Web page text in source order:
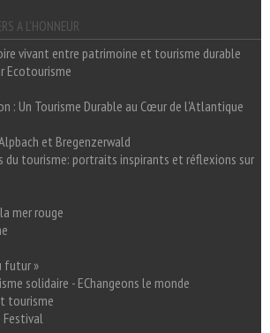
A L'HONNEUR
vivant entre patrimoine et tourisme durable
Ecotourisme
: Un Tourisme Durable au Cœur de l'Atlantique
et Bregenzerwald
du tourisme: portraits inspirants et réflexions sur
mer rouge
futur »
solidaire - EChangeons le monde
tourisme
Festival